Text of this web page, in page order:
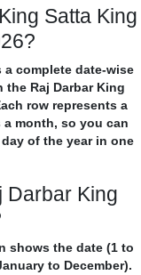
Satta King
a complete date-wise
Raj Darbar King
row represents a
a month, so you can
of the year in one
Darbar King
shows the date (1 to
to December).